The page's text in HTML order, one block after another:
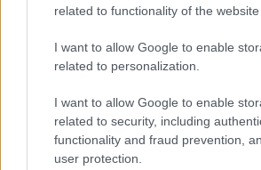
related to functionality of the website
I want to allow Google to enable
related to personalization.
I want to allow Google to enable
related to security, including
functionality and fraud prevention,
user protection.
szabályzatot!
LEGNÉZETTEBB